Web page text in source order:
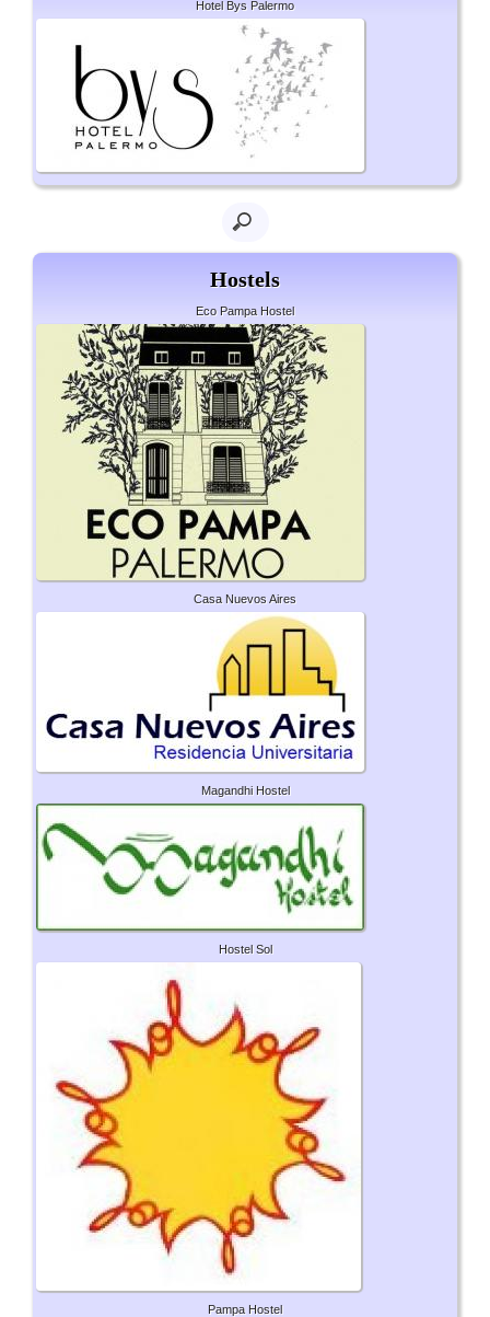
Hotel Bys Palermo
Hostels
Eco Pampa Hostel
Casa Nuevos Aires
Magandhi Hostel
Hostel Sol
Pampa Hostel